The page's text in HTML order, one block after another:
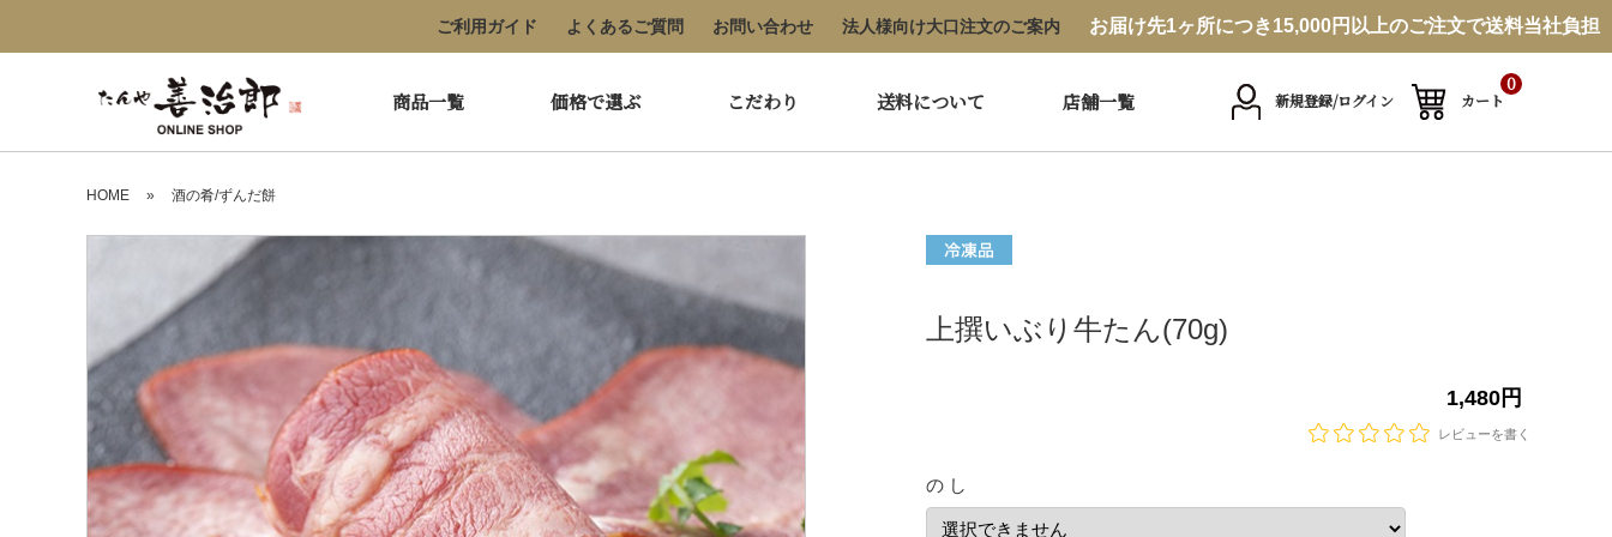
ご利用ガイド よくあるご質問 お問い合わせ 法人様向け大口注文のご案内 お届け先1ヶ所につき15,000円以上のご注文で送料当社負担
商品一覧 価格で選ぶ こだわり 送料について 店舗一覧 カート
0
新規登録/ログイン
HOME » 酒の肴/ずんだ餅
上撰いぶり牛たん(70g)
1,480円
レビューを書く
の し